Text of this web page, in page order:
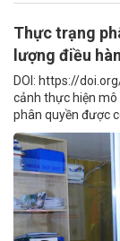
Thực trạng
lượng điều
DOI: https://
cảnh thực hiện mô
phân quyền được